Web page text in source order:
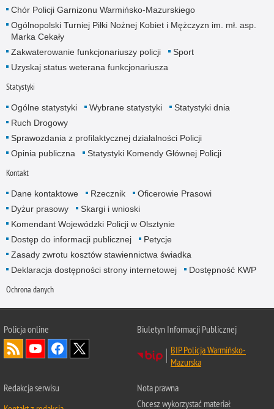
Chór Policji Garnizonu Warmińsko-Mazurskiego
Ogólnopolski Turniej Piłki Nożnej Kobiet i Mężczyzn im. mł. asp.
Marka Cekały
Zakwaterowanie funkcjonariuszy policji
Sport
Uzyskaj status weterana funkcjonariusza
Statystyki
Ogólne statystyki Wybrane statystyki
Statystyki dnia
Ruch Drogowy
Sprawozdania z profilaktycznej działalności Policji
Opinia publiczna
Statystyki Komendy Głównej Policji
Kontakt
Dane kontaktowe Rzecznik
Oficerowie Prasowi
Dyżur prasowy
Skargi i wnioski
Komendant Wojewódzki Policji w Olsztynie
Dostęp do informacji publicznej
Petycje
Zasady zwrotu kosztów stawiennictwa świadka
Deklaracja dostępności strony internetowej
Dostępność KWP
Ochrona danych
Policja online
Biuletyn Informacji Publicznej
BIP Policja Warmińsko-
Mazurska
Redakcja serwisu
Nota prawna
Chcesz wykorzystać materiał